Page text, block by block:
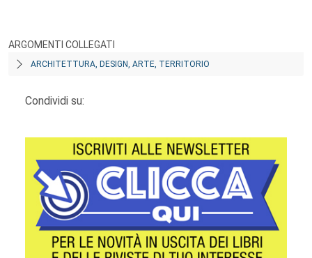
ARGOMENTI COLLEGATI
ARCHITETTURA, DESIGN, ARTE, TERRITORIO
Condividi su: